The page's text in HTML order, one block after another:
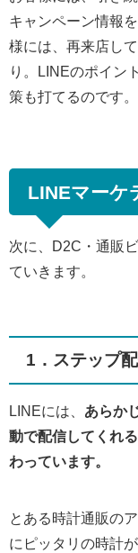
キャンペーン情報
様には、再来店し
り。LINEのポイン
策も打てるのです。
LINEマーケ
次に、D2C・通販
ていきます。
1．ステップ
LINEには、 あらか
動で配信してくれ
わっています。
とある時計通販の
にピッタリの時計